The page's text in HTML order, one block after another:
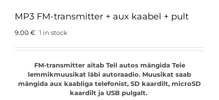
MP3 FM-transmitter + aux kaabel + pult
9.00 € 1 in stock
FM-transmitter aitab Teil autos mängida Teie
lemmikmuusikat läbi autoraadio. Muusikat saab
mängida aux kaabliga telefonist, SD kaardilt, microSD
kaardilt ja USB pulgalt.